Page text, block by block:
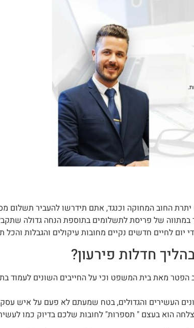
החוב המחוקה וכנגד, אתם תידרשו להעביר תשלום
במתווה של פריסת לתשלומים בתוספת הנחה גדולה
יום לחיים חדשים נקיים מחובות עיקולים והגבלות
חדלות פירעון?
מאת בית המשפט וכי על החייבים השונים לעמוד
העשירים והגדולים, בטח שמעתם לא פעם על איש
הוא בעצם " תספרות" לחובות שלכם בדיוק כמו